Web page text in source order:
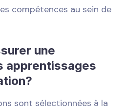
compétences au sein de
une
apprentissages
sont sélectionnées à la